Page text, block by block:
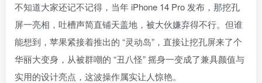
不知道大家还记不记得，当年 iPhone 14 Pro 发布，那挖孔
屏一亮相，吐槽声简直铺天盖地，被大伙嫌弃得不行。但谁
能想到，苹果紧接着推出的 “灵动岛”，直接让挖孔屏来了个
华丽大变身，从被群嘲的 “丑八怪” 摇身一变成了兼具颜值与
实用的设计亮点，这波操作属实让人惊艳。